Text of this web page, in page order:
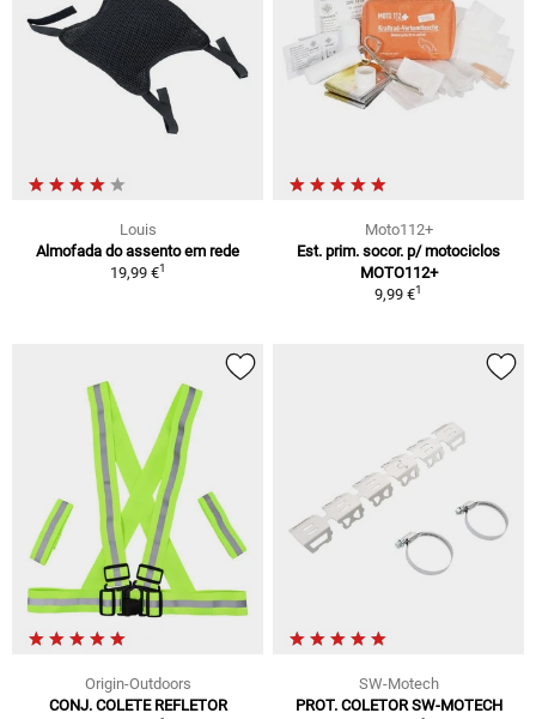
Louis
Almofada do assento em rede
19,99 €1
Moto112+
Est. prim. socor. p/ motociclos
MOTO112+
9,99 €1
Origin-Outdoors
CONJ. COLETE REFLETOR
SW-Motech
PROT. COLETOR SW-MOTECH